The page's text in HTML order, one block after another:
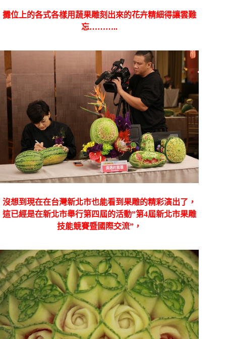
攤位上的各式各樣用蔬果雕刻出來的花卉精細得讓雲難
忘………..
沒想到現在在台灣新北市也能看到果雕的精彩演出了，
這已經是在新北市舉行第四屆的活動”第4屆新北市果雕
技能競賽暨國際交流”，